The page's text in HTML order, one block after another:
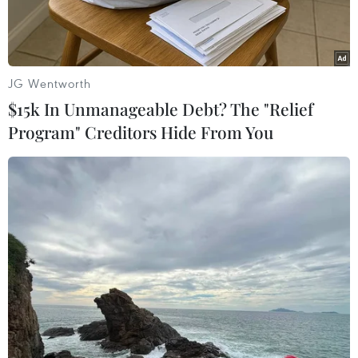
Bệnh viện Đa khoa thị xã Bỉm Sơn. (Ảnh: Hoa Mai/TTXVN)
Tối 23/2, ông Trịnh Xuân Hiệp, Giám đốc Trung
tâm Y tế Bỉm Sơn (thị xã Bỉm Sơn, tỉnh Thanh
JG Wentworth
$15k In Unmanageable Debt? The "Relief
Program" Creditors Hide From You